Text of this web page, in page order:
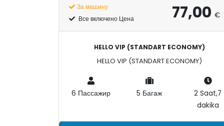
За машину
Все включено Цена
77,00 €
HELLO VIP (STANDART ECONOMY)
HELLO VIP (STANDART ECONOMY)
6 Пассажир 5 Багаж
2 Saat,7
dakika